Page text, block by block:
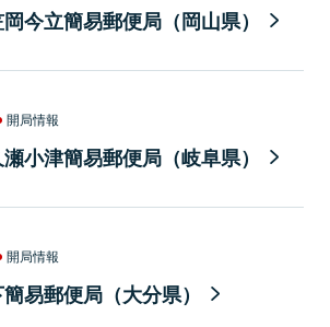
今立簡易郵便局（岡山県）
開局情報
小津簡易郵便局（岐阜県）
開局情報
易郵便局（大分県）